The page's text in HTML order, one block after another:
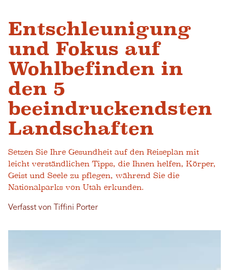
Entschleunigung
und Fokus auf
Wohlbefinden in
den 5
beeindruckendsten
Landschaften
Setzen Sie Ihre Gesundheit auf den Reiseplan mit
leicht verständlichen Tipps, die Ihnen helfen, Körper,
Geist und Seele zu pflegen, während Sie die
Nationalparks von Utah erkunden.
Verfasst von Tiffini Porter